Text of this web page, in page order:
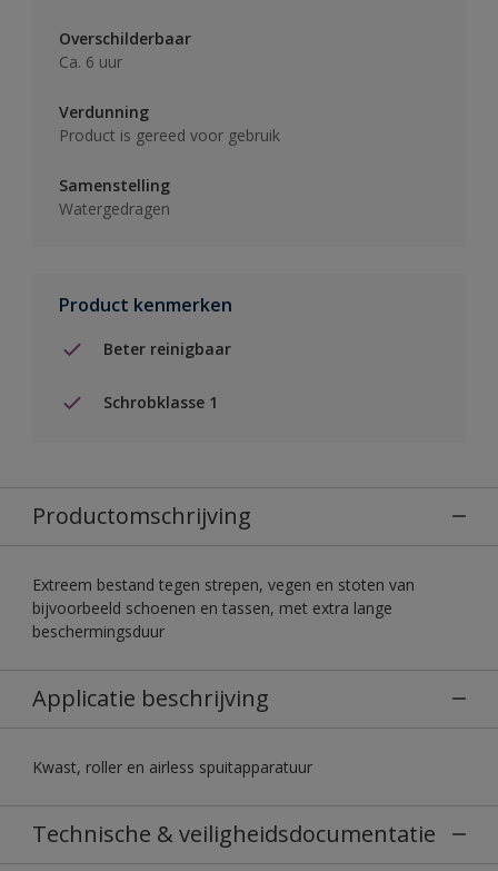
Overschilderbaar
Ca. 6 uur
Verdunning
Product is gereed voor gebruik
Samenstelling
Watergedragen
Product kenmerken
Beter reinigbaar
Schrobklasse 1
Productomschrijving
Extreem bestand tegen strepen, vegen en stoten van
bijvoorbeeld schoenen en tassen, met extra lange
beschermingsduur
Applicatie beschrijving
Kwast, roller en airless spuitapparatuur
Technische & veiligheidsdocumentatie